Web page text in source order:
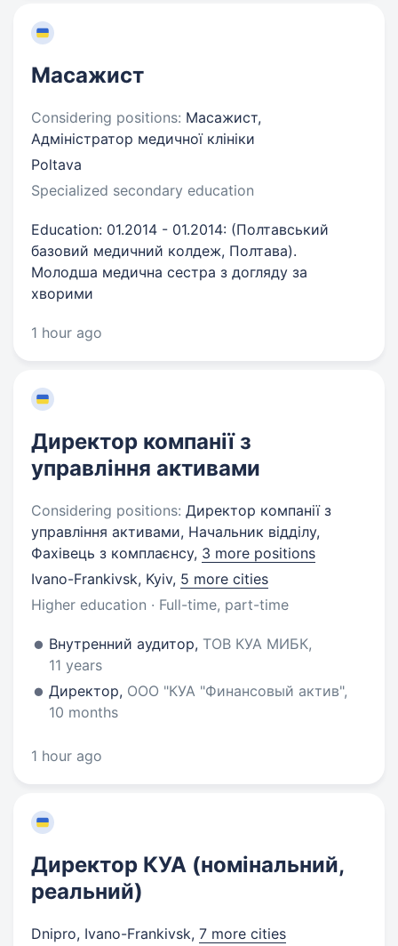
Масажист
Considering positions: Масажист,
Адміністратор медичної клініки
Poltava
Specialized secondary education
Education: 01.2014 - 01.2014: (Полтавський
базовий медичний колдеж, Полтава).
Молодша медична сестра з догляду за
хворими
1 hour ago
Директор компанії з
управління активами
Considering positions: Директор компанії з
управління активами, Начальник відділу,
Фахівець з комплаєнсу, 3 more positions
Ivano-Frankivsk, Kyiv, 5 more cities
Higher education · Full-time, part-time
Внутренний аудитор, ТОВ КУА МИБК,
11 years
Директор, ООО "КУА "Финансовый актив",
10 months
1 hour ago
Директор КУА (номінальний,
реальний)
Dnipro, Ivano-Frankivsk, 7 more cities